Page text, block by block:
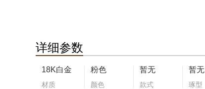
详细参数
18K白金
材质
粉色
颜色
暂无
款式
暂无
琢型